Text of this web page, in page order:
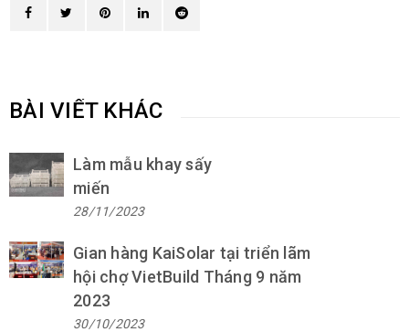
BÀI VIẾT KHÁC
Làm mẫu khay sấy
miến
28/11/2023
Gian hàng KaiSolar tại triển lãm
hội chợ VietBuild Tháng 9 năm
2023
30/10/2023